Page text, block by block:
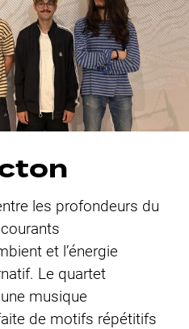
les profondeurs du
et l’énergie
Le quartet
musique
de motifs répétitifs